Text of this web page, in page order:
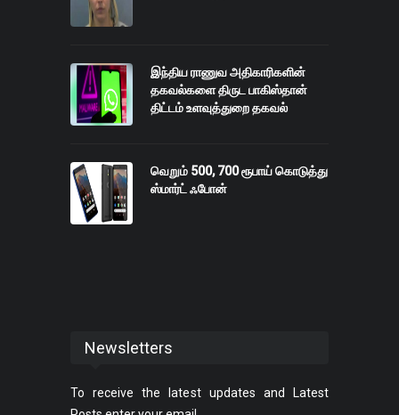
இந்திய ராணுவ அதிகாரிகளின்
தகவல்களை திருட பாகிஸ்தான்
திட்டம் உளவுத்துறை தகவல்
வெறும் 500, 700 ரூபாய் கொடுத்து
ஸ்மார்ட் ஃபோன்
Newsletters
To receive the latest updates and Latest